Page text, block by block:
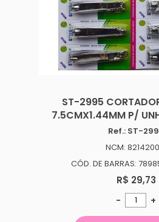
visual dos sonhos. Explore nossa
seleção cuidadosamente
selecionada e descubra como a
beleza se torna uma expressão
única conosco.
makbelachb@gmail.com
REDES SOCIAIS
ST-2995
7.5CMX1.44MM P/
Ref.: ST-
NCM:
CÓD. DE BARRAS:
R$ 29,73
- +